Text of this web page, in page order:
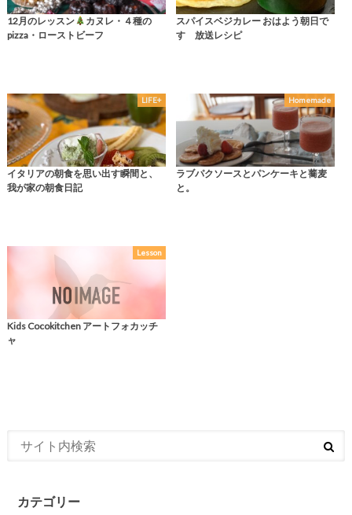
12月のレッスン
カヌレ・４種の
pizza・ローストビーフ
スパイスベジカレー おはよう朝日で
す 放送レシピ
LIFE+
イタリアの朝食を思い出す瞬間と、
我が家の朝食日記
Homemade
ラブパクソースとパンケーキと蕎麦
と。
Lesson
Kids Cocokitchen アートフォカッチ
ャ
カテゴリー